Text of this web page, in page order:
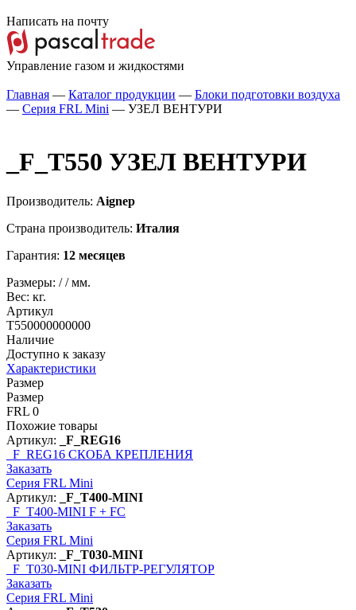
Написать на почту
Управление газом и жидкостями
Главная — Каталог продукции — Блоки подготовки воздуха
— Серия FRL Mini — УЗЕЛ ВЕНТУРИ
_F_T550 УЗЕЛ ВЕНТУРИ
Производитель: Aignep
Страна производитель: Италия
Гарантия: 12 месяцев
Размеры: //мм.
Вес: кг.
Артикул
T550000000000
Наличие
Доступно к заказу
Характеристики
Размер
Размер
FRL 0
Похожие товары
Артикул:
_F_REG16
_F_REG16 СКОБА КРЕПЛЕНИЯ
Заказать
Серия FRL Mini
Артикул:
_F_T400-MINI
_F_T400-MINI F + FC
Заказать
Серия FRL Mini
Артикул:
_F_T030-MINI
_F_T030-MINI ФИЛЬТР-РЕГУЛЯТОР
Заказать
Серия FRL Mini